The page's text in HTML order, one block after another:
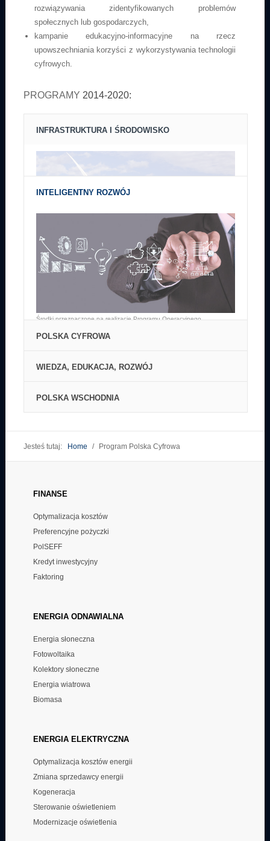
rozwiązywania zidentyfikowanych problemów
społecznych lub gospodarczych,
kampanie edukacyjno-informacyjne na rzecz
upowszechniania korzyści z wykorzystywania technologii
cyfrowych.
PROGRAMY 2014-2020:
INFRASTRUKTURA I ŚRODOWISKO
Środki przeznaczone na realizację Programu Operacyjnego
Infrastruktura i Środowisko w latach 2014-2020 wynoszą 27,4 mld euro.
INTELIGENTNY ROZWÓJ
Środki przeznaczone na realizację Programu Operacyjnego
Inteligentny Rozwój wynoszą 8 614,1 mln EUR.
POLSKA CYFROWA
WIEDZA, EDUKACJA, ROZWÓJ
Środki przeznaczone na realizację Programu Operacyjnego Wiedza
POLSKA WSCHODNIA
Wschodnia wynoszą 2 mld EUR.
Jesteś tutaj: Home / Program Polska Cyfrowa
FINANSE
Optymalizacja kosztów
Preferencyjne pożyczki
PolSEFF
Kredyt inwestycyjny
Faktoring
ENERGIA ODNAWIALNA
Energia słoneczna
Fotowoltaika
Kolektory słoneczne
Energia wiatrowa
Biomasa
ENERGIA ELEKTRYCZNA
Optymalizacja kosztów energii
Zmiana sprzedawcy energii
Kogeneracja
Sterowanie oświetleniem
Modernizacje oświetlenia